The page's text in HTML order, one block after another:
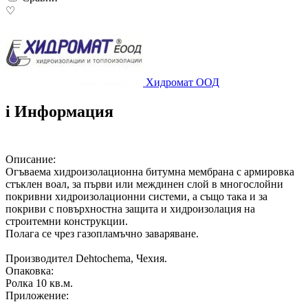
♡
Хидромат ООД
i Информация
Описание:
Огъваема хидроизолационна битумна мембрана с армировка
стъклен воал, за първи или междинен слой в многослойни
покривни хидроизолационни системи, а също така и за
покриви с повърхностна защита и хидроизолация на
строитемни конструкции.
Полага се чрез газопламъчно заваряване.
Производител Dehtochema, Чехия.
Опаковка:
Ролка 10 кв.м.
Приложение: